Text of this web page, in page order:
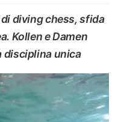
diving chess, sfida
Kollen e Damen
disciplina unica